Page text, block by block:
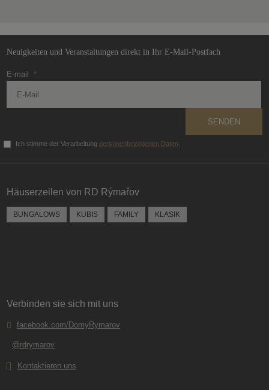
werden
Neuigkeiten und Veranstaltungen direkt in Ihr E-Mail-Postfach
E-mail *
SENDEN
Ich stimme der Verarbeitung personenbezogenen Daten
nicht
gesendet
werden
Häuserzeilen von RD Rýmařov
BUNGALOWS KUBIS FAMILY KLASIK
Verbinden sie sich mit uns
facebook.com/DomyRymarov
@rdrymarov
Kontaktieren uns